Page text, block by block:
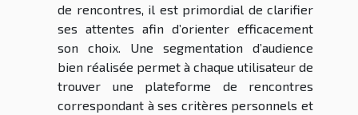
de rencontres, il est primordial de clarifier
ses attentes afin d’orienter efficacement
son choix. Une segmentation d’audience
bien réalisée permet à chaque utilisateur de
trouver une plateforme de rencontres
correspondant à ses critères personnels et